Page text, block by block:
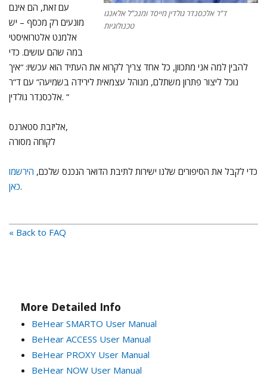
ד”ר אלכסנדר גולדין מייסד ומנכ”ל אלאנגו
טכנולוגיות
עם זאת, הם אינם
מונעים רק מכסף – יש
אלמנט אלטרואיסטי
במה שהם עושים. כדי
להבין למה אני מתכוון, כל אחד צריך לקרוא את העתיד הוא עכשיו: “איך
נוכל ליצור פתרון משתלם, מנוהל עצמאית לירידה בשמיעה” עם ד”ר
אלכסנדר גולדין. ”
אליזבת סטארנס,
לקוחה מסורה
כדי לקבל את הסיפורים שלנו ישירות לתיבת הדואר הנכנס שלכם, הירשמו
כאן.
« Back to FAQ
More Detailed Info
BeHear SMARTO User Manual
BeHear ACCESS User Manual
BeHear PROXY User Manual
BeHear NOW User Manual